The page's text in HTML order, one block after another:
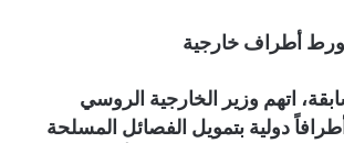
أطراف خارجية
اتهم وزير الخارجية الروسي
دولية بتمويل الفصائل المسلحة